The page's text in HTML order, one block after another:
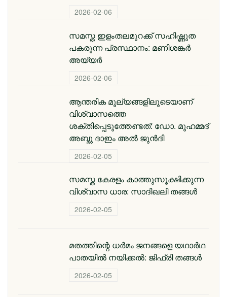
2026-02-06
സമസ്ത ഇളംതലമുറക്ക് സഹിഷ്ണുത
പകരുന്ന പ്രസ്ഥാനം: മണിശങ്കർ
അയ്യർ
2026-02-06
ആന്തരിക മൂല്യങ്ങളിലൂടെയാണ്
വിശ്വാസത്തെ
ശക്തിപ്പെടുത്തേണ്ടത്: ഡോ. മുഹമ്മദ്
അബ്ദു ദാഇം അല്‍ ജുന്‍ദി
2026-02-05
സമസ്ത കേരളം കാത്തുസൂക്ഷിക്കുന്ന
വിശ്വാസ ധാര: സാദിഖലി തങ്ങൾ
2026-02-05
മതത്തിന്റെ ധര്‍മം ജനങ്ങളെ യഥാര്‍ഥ
പാതയില്‍ നയിക്കല്‍: ജിഫ്‌രി തങ്ങള്‍
2026-02-05